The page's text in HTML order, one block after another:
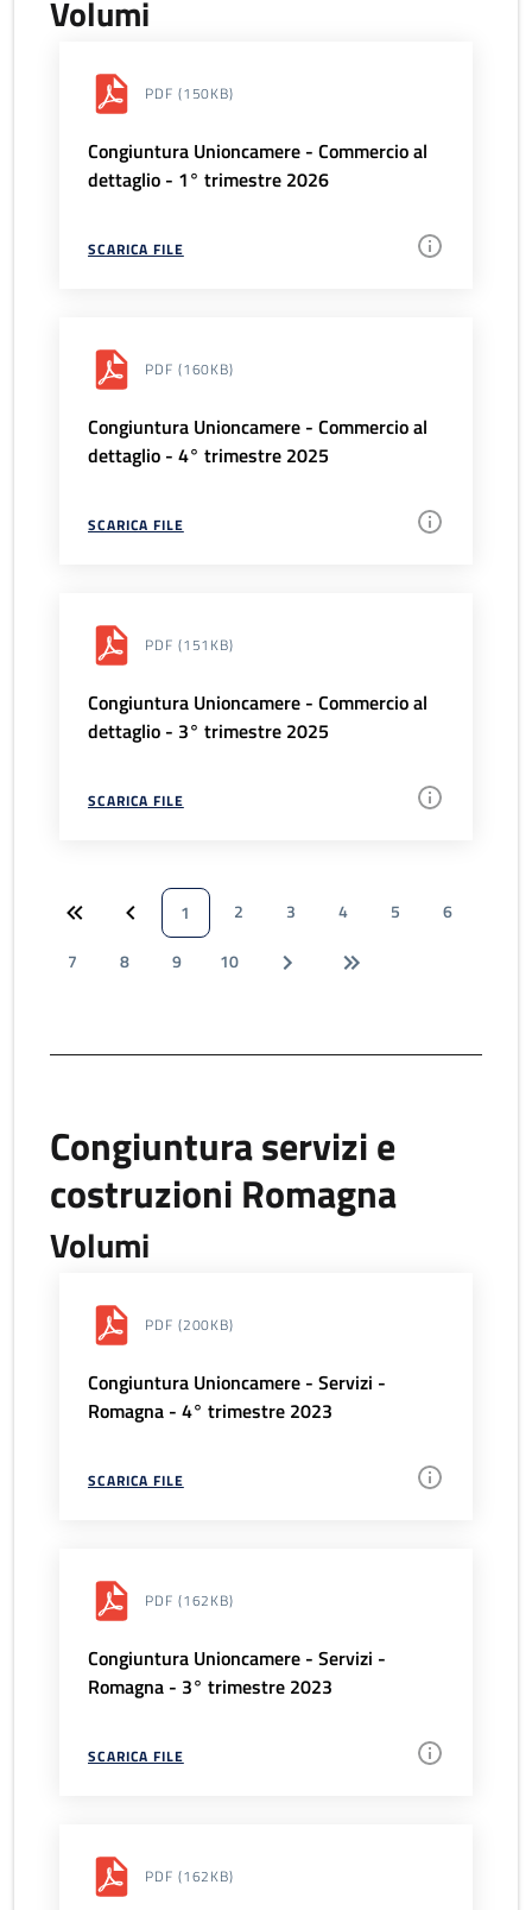
Volumi
PDF (150KB)
Congiuntura Unioncamere - Commercio al
dettaglio - 1° trimestre 2026
SCARICA FILE
PDF (160KB)
Congiuntura Unioncamere - Commercio al
dettaglio - 4° trimestre 2025
SCARICA FILE
PDF (151KB)
Congiuntura Unioncamere - Commercio al
dettaglio - 3° trimestre 2025
SCARICA FILE
1 2 3 4 5
6
7
8 9 10
Congiuntura servizi e
costruzioni Romagna
Volumi
PDF (200KB)
Congiuntura Unioncamere - Servizi -
Romagna - 4° trimestre 2023
SCARICA FILE
PDF (162KB)
Congiuntura Unioncamere - Servizi -
Romagna - 3° trimestre 2023
SCARICA FILE
PDF (162KB)